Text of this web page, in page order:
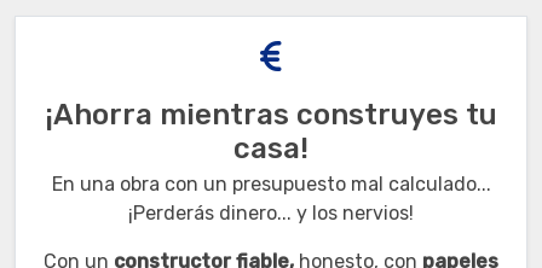
¡Ahorra mientras construyes tu
casa!
En una obra con un presupuesto mal calculado...
¡Perderás dinero... y los nervios!
Con un constructor fiable, honesto, con papeles